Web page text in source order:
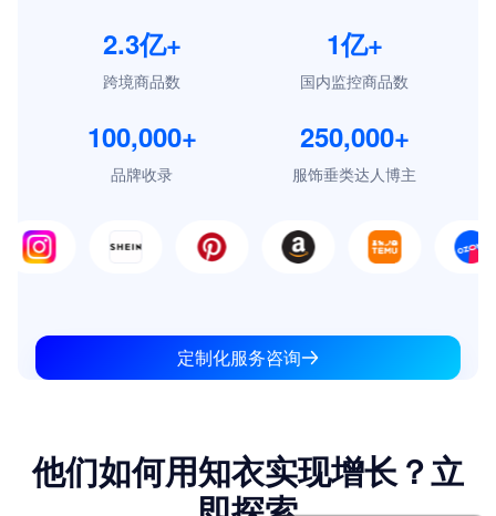
2.3亿+
跨境商品数
1亿+
国内监控商品数
100,000+
品牌收录
250,000+
服饰垂类达人博主
定制化服务咨询
他们如何用知衣实现增长？立